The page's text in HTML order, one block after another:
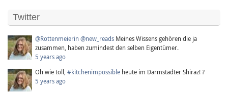
Twitter
@Rottenmeierin @new_reads Meines Wissens gehören die ja
zusammen, haben zumindest den selben Eigentümer.
5 years ago
Oh wie toll, #kitchenimpossible heute im Darmstädter Shiraz! ?
5 years ago